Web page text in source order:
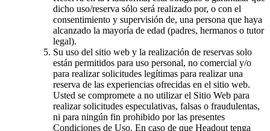
dicho uso/reserva sólo será realizado por, o con el
consentimiento y supervisión de, una persona que haya
alcanzado la mayoría de edad (padres, hermanos o tutor
legal).
Su uso del sitio web y la realización de reservas solo
están permitidos para uso personal, no comercial y/o
para realizar solicitudes legítimas para realizar una
reserva de las experiencias ofrecidas en el sitio web.
Usted se compromete a no utilizar el Sitio Web para
realizar solicitudes especulativas, falsas o fraudulentas,
ni para ningún fin prohibido por las presentes
Condiciones de Uso. En caso de que Headout tenga